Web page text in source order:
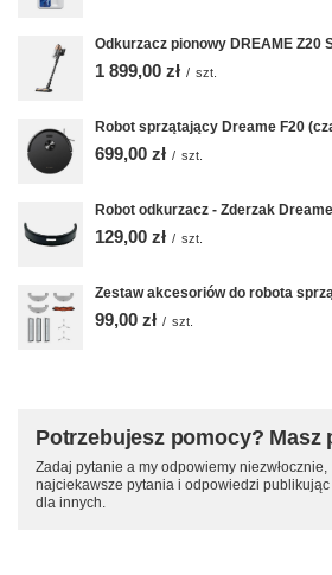
Odkurzacz pionowy DREAME Z20
1 899,00 zł / szt.
Robot sprzątający Dreame F20
699,00 zł / szt.
Robot odkurzacz - Zderzak
129,00 zł / szt.
Zestaw akcesoriów do robota
99,00 zł / szt.
Potrzebujesz pomocy? Masz
Zadaj pytanie a my odpowiemy niezwłocznie,
najciekawsze pytania i odpowiedzi publikując
dla innych.